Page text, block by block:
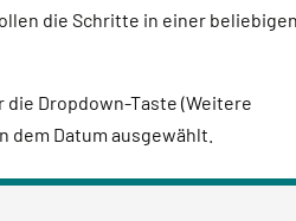
die Schritte in einer
die Dropdown-Taste (Weitere
dem Datum ausgewählt.